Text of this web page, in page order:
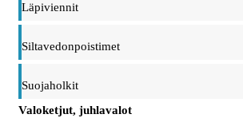
Läpiviennit
Siltavedonpoistimet
Suojaholkit
Valoketjut, juhlavalot